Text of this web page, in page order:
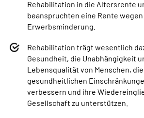
Rehabilitation in die Altersrente
beanspruchten eine Rente wegen
Erwerbsminderung.
Rehabilitation trägt wesentlich
Gesundheit, die Unabhängigkeit
Lebensqualität von Menschen,
gesundheitlichen
verbessern und ihre
Gesellschaft zu unterstützen.